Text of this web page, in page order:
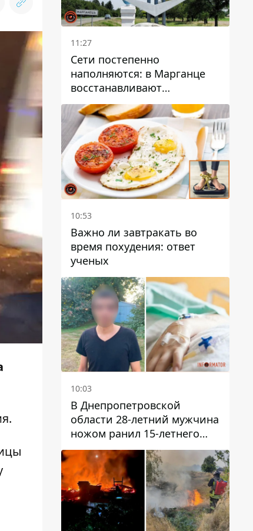
11:27
Сети постепенно
наполняются: в Марганце
восстанавливают
водоснабжение
10:53
Важно ли завтракать во
время похудения: ответ
ученых
10:03
В Днепропетровской
области 28-летний мужчина
ножом ранил 15-летнего
парня